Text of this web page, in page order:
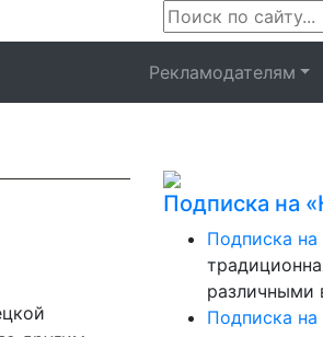
Рекламодателям
Подписка на
Подписка
различными
Подписка на